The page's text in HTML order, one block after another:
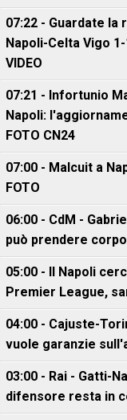
07:22 - Guardate
Napoli-Celta Vigo
VIDEO
07:21 - Infortunio
Napoli:
FOTO CN24
07:00 - Malcuit a
FOTO
06:00 - CdM -
può prendere
05:00 - Il Napoli
Premier League,
04:00 - Cajuste-
vuole garanzie
03:00 - Rai - Gatti-
difensore resta in